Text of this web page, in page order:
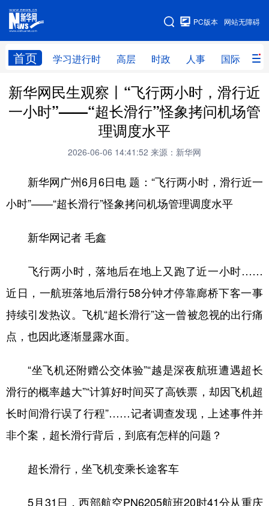
网站无障碍
PC版本
首页 学习进行时 高层 时政 人事 国际 财
网站地图
学习进行时 高层 时政 人事
国际 财经 网评 港澳
思客智库 全球连线
文化 书画 健康 军事
法律 中央文件
食品 人居 信息化 数字经济
学术中国 乡村振兴 银龄 溯源中国
城市 旅游 能源 会展
彩票 娱乐
公益 一带一路 亚太网 上市公司
文化产业
地方频道
北京 天津 河北
新华网民生观察丨“飞行两小时，滑行近
一小时”——“超长滑行”怪象拷问机场管
理调度水平
2026-06-06 14:41:52 来源：新华网
新华网广州6月6日电 题：“飞行两小时，滑行近一
小时”——“超长滑行”怪象拷问机场管理调度水平
新华网记者 毛鑫
飞行两小时，落地后在地上又跑了近一小时……
近日，一航班落地后滑行58分钟才停靠廊桥下客一事
持续引发热议。飞机“超长滑行”这一曾被忽视的出行痛
点，也因此逐渐显露水面。
“坐飞机还附赠公交体验”“越是深夜航班遭遇超长
滑行的概率越大”“计算好时间买了高铁票，却因飞机超
长时间滑行误了行程”……记者调查发现，上述事件并
非个案，超长滑行背后，到底有怎样的问题？
超长滑行，坐飞机变乘长途客车
5月31日，西部航空PN6205航班20时41分从重庆